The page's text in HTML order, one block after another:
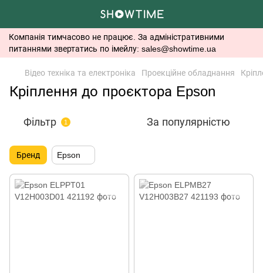
Компанія тимчасово не працює. За адміністративними
питаннями звертатись по імейлу: sales@showtime.ua
Відео техніка та електроніка Проекційне обладнання
Кріплення до проєктора Epson
Фільтр 1 За популярністю
Бренд Epson